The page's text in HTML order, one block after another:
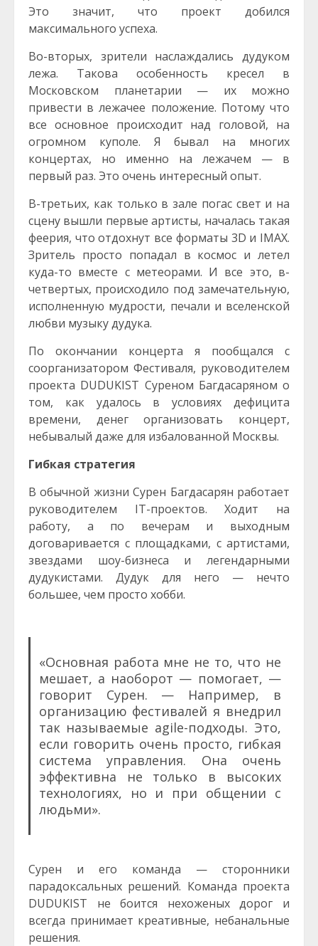
Это значит, что проект добился
максимального успеха.
Во-вторых, зрители наслаждались дудуком
лежа. Такова особенность кресел в
Московском планетарии — их можно
привести в лежачее положение. Потому что
все основное происходит над головой, на
огромном куполе. Я бывал на многих
концертах, но именно на лежачем — в
первый раз. Это очень интересный опыт.
В-третьих, как только в зале погас свет и на
сцену вышли первые артисты, началась такая
феерия, что отдохнут все форматы 3D и IMAX.
Зритель просто попадал в космос и летел
куда-то вместе с метеорами. И все это, в-
четвертых, происходило под замечательную,
исполненную мудрости, печали и вселенской
любви музыку дудука.
По окончании концерта я пообщался с
соорганизатором Фестиваля, руководителем
проекта DUDUKIST Суреном Багдасаряном о
том, как удалось в условиях дефицита
времени, денег организовать концерт,
небывалый даже для избалованной Москвы.
Гибкая стратегия
В обычной жизни Сурен Багдасарян работает
руководителем IT-проектов. Ходит на
работу, а по вечерам и выходным
договаривается с площадками, с артистами,
звездами шоу-бизнеса и легендарными
дудукистами. Дудук для него — нечто
большее, чем просто хобби.
«Основная работа мне не то, что не
мешает, а наоборот — помогает, —
говорит Сурен. — Например, в
организацию фестивалей я внедрил
так называемые agile-подходы. Это,
если говорить очень просто, гибкая
система управления. Она очень
эффективна не только в высоких
технологиях, но и при общении с
людьми».
Сурен и его команда — сторонники
парадоксальных решений. Команда проекта
DUDUKIST не боится нехоженых дорог и
всегда принимает креативные, небанальные
решения.